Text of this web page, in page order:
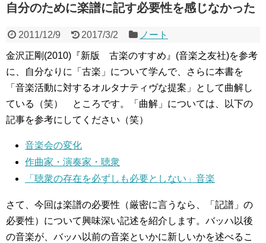
自分のために楽譜に記す必要性を感じなかった
2011/12/9 2017/3/2 ノート
金沢正剛(2010)『新版 古楽のすすめ』(音楽之友社)を参考
に、自分なりに「古楽」について学んで、さらに本書を
「音楽活動に対するオルタナティヴな提案」として曲解し
ている（笑） ところです。「曲解」については、以下の
記事を参考にしてください（笑）
音楽会の変化
作曲家・演奏家・聴衆
「聴衆の存在を必ずしも必要としない」音楽
さて、今回は楽譜の必要性（厳密に言うなら、「記譜」の
必要性）について興味深い記述を紹介します。バッハ以後
の音楽が、バッハ以前の音楽といかに新しいかを述べるこ